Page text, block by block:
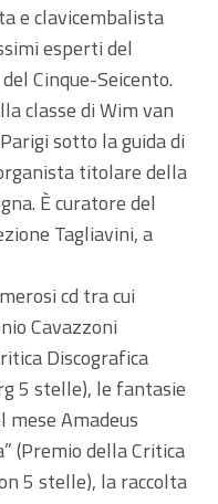
e clavicembalista
esperti del
Cinque-Seicento.
classe di Wim van
sotto la guida di
titolare della
È curatore del
Tagliavini, a
cd tra cui
Cavazzoni
Discografica
5 stelle), le fantasie
mese Amadeus
(Premio della Critica
5 stelle), la raccolta